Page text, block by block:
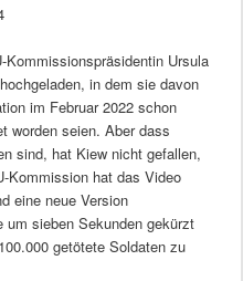
Ursula
in dem sie davon
im Februar 2022 schon
worden seien. Aber dass
sind, hat Kiew nicht gefallen,
Kommission hat das Video
eine neue Version
um sieben Sekunden gekürzt
getötete Soldaten zu